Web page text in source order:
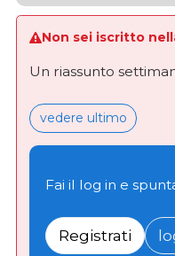
Non sei iscritto
Un riassunto
vedere ultimo
Fai il log in e
Registrati